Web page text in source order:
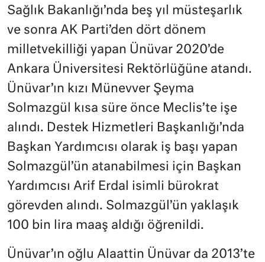
Sağlık Bakanlığı’nda beş yıl müsteşarlık
ve sonra AK Parti’den dört dönem
milletvekilliği yapan Ünüvar 2020’de
Ankara Üniversitesi Rektörlüğüne atandı.
Ünüvar’ın kızı Münevver Şeyma
Solmazgül kısa süre önce Meclis’te işe
alındı. Destek Hizmetleri Başkanlığı’nda
Başkan Yardımcısı olarak iş başı yapan
Solmazgül’ün atanabilmesi için Başkan
Yardımcısı Arif Erdal isimli bürokrat
görevden alındı. Solmazgül’ün yaklaşık
100 bin lira maaş aldığı öğrenildi.
Ünüvar’ın oğlu Alaattin Ünüvar da 2013’te